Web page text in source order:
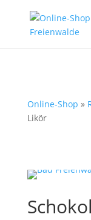
Online-Shop »
Likör